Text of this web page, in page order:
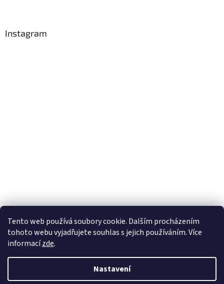
Tento web používá soubory cookie. Dalším procházením
tohoto webu vyjadřujete souhlas s jejich používáním. Více
informacízde.
Nastavení
Instagram